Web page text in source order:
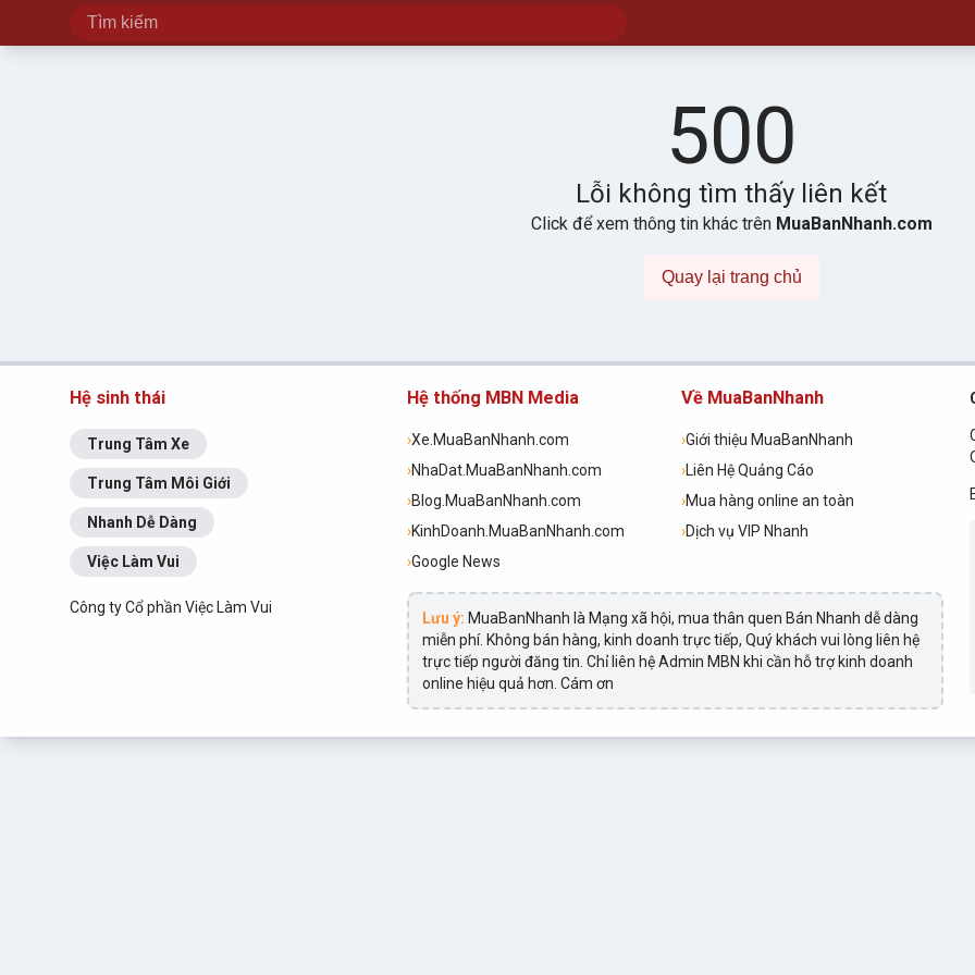
500
Lỗi không tìm thấy liên kết
Click để xem thông tin khác trên MuaBanNhanh.com
Quay lại trang chủ
Hệ sinh thái
Trung Tâm Xe
Trung Tâm Môi Giới
Nhanh Dễ Dàng
Việc Làm Vui
Công ty Cổ phần Việc Làm Vui
Hệ thống MBN Media
›Xe.MuaBanNhanh.com
›NhaDat.MuaBanNhanh.com
›Blog.MuaBanNhanh.com
›KinhDoanh.MuaBanNhanh.com
›Google News
Về MuaBanNhanh
›Giới thiệu MuaBanNhanh
›Liên Hệ Quảng Cáo
›Mua hàng online an toàn
›Dịch vụ VIP Nhanh
Lưu ý: MuaBanNhanh là Mạng xã hội, mua thân quen Bán Nhanh dễ dàng
miễn phí. Không bán hàng, kinh doanh trực tiếp, Quý khách vui lòng liên hệ
trực tiếp người đăng tin. Chỉ liên hệ Admin MBN khi cần hỗ trợ kinh doanh
online hiệu quả hơn. Cám ơn